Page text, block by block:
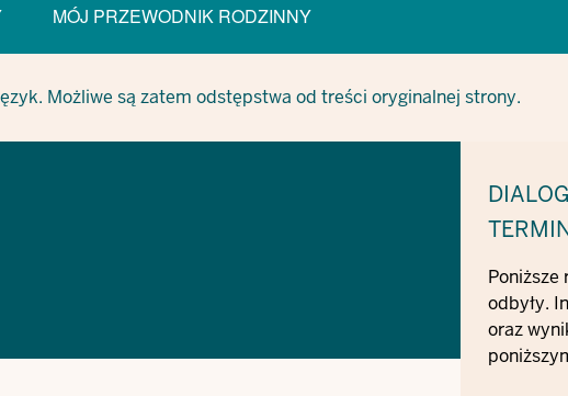
MÓJ PRZEWODNIK RODZINNY
Możliwe są zatem odstępstwa od treści oryginalnej strony.
Poniższe
odbyły.
oraz